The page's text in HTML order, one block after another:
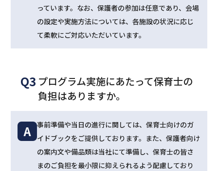
っています。なお、保護者の参加は任意であり、会場
の設定や実施方法については、各施設の状況に応じ
て柔軟にご対応いただいています。
Q3 プログラム実施にあたって保育士の
負担はありますか。
A
事前準備や当日の進行に関しては、保育士向けのガ
イドブックをご提供しております。また、保護者向け
の案内文や備品類は当社にて準備し、保育士の皆さ
まのご負担を最小限に抑えられるよう配慮しており